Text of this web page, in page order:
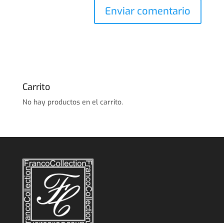
Carrito
No hay productos en el carrito.